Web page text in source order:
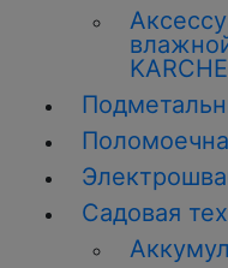
Садовая